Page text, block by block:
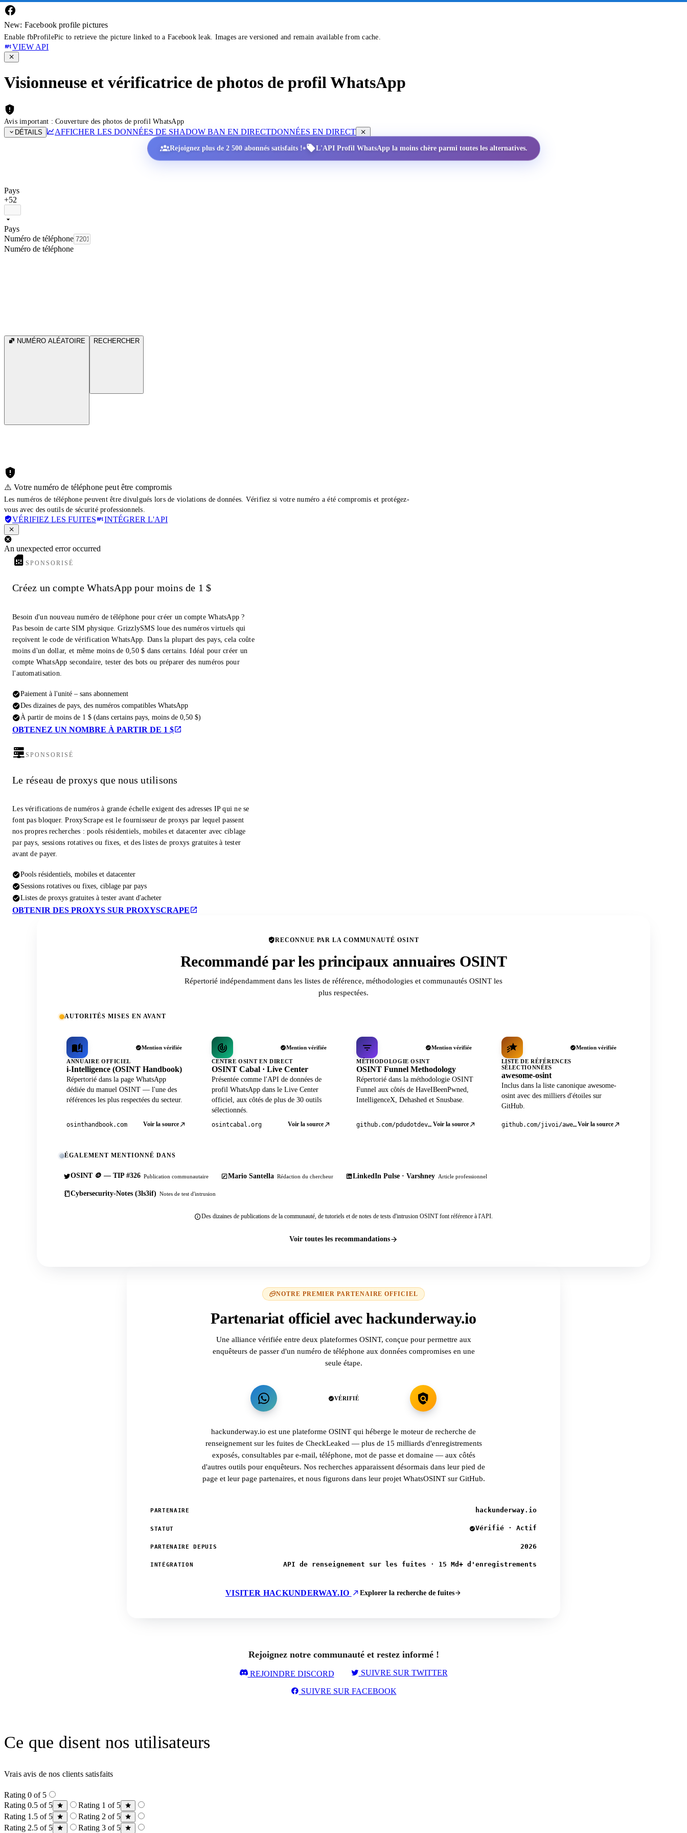
New: Facebook profile pictures
Enable fbProfilePic to retrieve the picture linked to a Facebook leak. Images are versioned and remain available from cache.
VIEW API
Visionneuse et vérificatrice de photos de profil WhatsApp
Avis important : Couverture des photos de profil WhatsApp
DÉTAILS
AFFICHER LES DONNÉES DE SHADOW BAN EN DIRECTDONNÉES EN DIRECT
Rejoignez plus de 2 500 abonnés satisfaits !• L'API Profil WhatsApp la moins chère parmi toutes les alternatives.
Pays
+52
Pays
Numéro de téléphone
Numéro de téléphone
NUMÉRO ALÉATOIRE RECHERCHER
⚠️ Votre numéro de téléphone peut être compromis
Les numéros de téléphone peuvent être divulgués lors de violations de données. Vérifiez si votre numéro a été compromis et protégez-
vous avec des outils de sécurité professionnels.
VÉRIFIEZ LES FUITES INTÉGRER L'API
An unexpected error occurred
SPONSORISÉ
Créez un compte WhatsApp pour moins de 1 $
Besoin d'un nouveau numéro de téléphone pour créer un compte WhatsApp ?
Pas besoin de carte SIM physique. GrizzlySMS loue des numéros virtuels qui
reçoivent le code de vérification WhatsApp. Dans la plupart des pays, cela coûte
moins d'un dollar, et même moins de 0,50 $ dans certains. Idéal pour créer un
compte WhatsApp secondaire, tester des bots ou préparer des numéros pour
l'automatisation.
Paiement à l'unité – sans abonnement
Des dizaines de pays, des numéros compatibles WhatsApp
À partir de moins de 1 $ (dans certains pays, moins de 0,50 $)
OBTENEZ UN NOMBRE À PARTIR DE 1 $
SPONSORISÉ
Le réseau de proxys que nous utilisons
Les vérifications de numéros à grande échelle exigent des adresses IP qui ne se
font pas bloquer. ProxyScrape est le fournisseur de proxys par lequel passent
nos propres recherches : pools résidentiels, mobiles et datacenter avec ciblage
par pays, sessions rotatives ou fixes, et des listes de proxys gratuites à tester
avant de payer.
Pools résidentiels, mobiles et datacenter
Sessions rotatives ou fixes, ciblage par pays
Listes de proxys gratuites à tester avant d'acheter
OBTENIR DES PROXYS SUR PROXYSCRAPE
RECONNUE PAR LA COMMUNAUTÉ OSINT
Recommandé par les principaux annuaires OSINT
Répertorié indépendamment dans les listes de référence, méthodologies et communautés OSINT les
plus respectées.
AUTORITÉS MISES EN AVANT
Mention vérifiée
ANNUAIRE OFFICIEL
i-Intelligence (OSINT Handbook)
Répertorié dans la page WhatsApp
dédiée du manuel OSINT — l'une des
références les plus respectées du secteur.
osinthandbook.com Voir la source
Mention vérifiée
CENTRE OSINT EN DIRECT
OSINT Cabal · Live Center
Présentée comme l'API de données de
profil WhatsApp dans le Live Center
officiel, aux côtés de plus de 30 outils
sélectionnés.
osintcabal.org Voir la source
Mention vérifiée
MÉTHODOLOGIE OSINT
OSINT Funnel Methodology
Répertorié dans la méthodologie OSINT
Funnel aux côtés de HaveIBeenPwned,
IntelligenceX, Dehashed et Snusbase.
github.com/pdudotdev/ofm Voir la source
Mention vérifiée
LISTE DE RÉFÉRENCES
SÉLECTIONNÉES
awesome-osint
Inclus dans la liste canonique awesome-
osint avec des milliers d'étoiles sur
GitHub.
github.com/jivoi/awesome-osintVoir la source
ÉGALEMENT MENTIONNÉ DANS
OSINT 🪙 — TIP #326 Publication communautaire Mario Santella Rédaction du chercheur LinkedIn Pulse · Varshney Article professionnel
Cybersecurity-Notes (3ls3if) Notes de test d'intrusion
Des dizaines de publications de la communauté, de tutoriels et de notes de tests d'intrusion OSINT font référence à l'API.
Voir toutes les recommandations
NOTRE PREMIER PARTENAIRE OFFICIEL
Partenariat officiel avec hackunderway.io
Une alliance vérifiée entre deux plateformes OSINT, conçue pour permettre aux
enquêteurs de passer d'un numéro de téléphone aux données compromises en une
seule étape.
VÉRIFIÉ
hackunderway.io est une plateforme OSINT qui héberge le moteur de recherche de
renseignement sur les fuites de CheckLeaked — plus de 15 milliards d'enregistrements
exposés, consultables par e-mail, téléphone, mot de passe et domaine — aux côtés
d'autres outils pour enquêteurs. Nos recherches apparaissent désormais dans leur pied de
page et leur page partenaires, et nous figurons dans leur projet WhatsOSINT sur GitHub.
PARTENAIRE hackunderway.io
STATUT Vérifié · Actif
PARTENAIRE DEPUIS 2026
INTÉGRATION API de renseignement sur les fuites · 15 Md+ d'enregistrements
VISITER HACKUNDERWAY.IO Explorer la recherche de fuites
Rejoignez notre communauté et restez informé !
REJOINDRE DISCORD SUIVRE SUR TWITTER
SUIVRE SUR FACEBOOK
Ce que disent nos utilisateurs
Vrais avis de nos clients satisfaits
Rating 0 of 5
Rating 0.5 of 5
Rating 1 of 5
Rating 1.5 of 5
Rating 2 of 5
Rating 2.5 of 5
Rating 3 of 5